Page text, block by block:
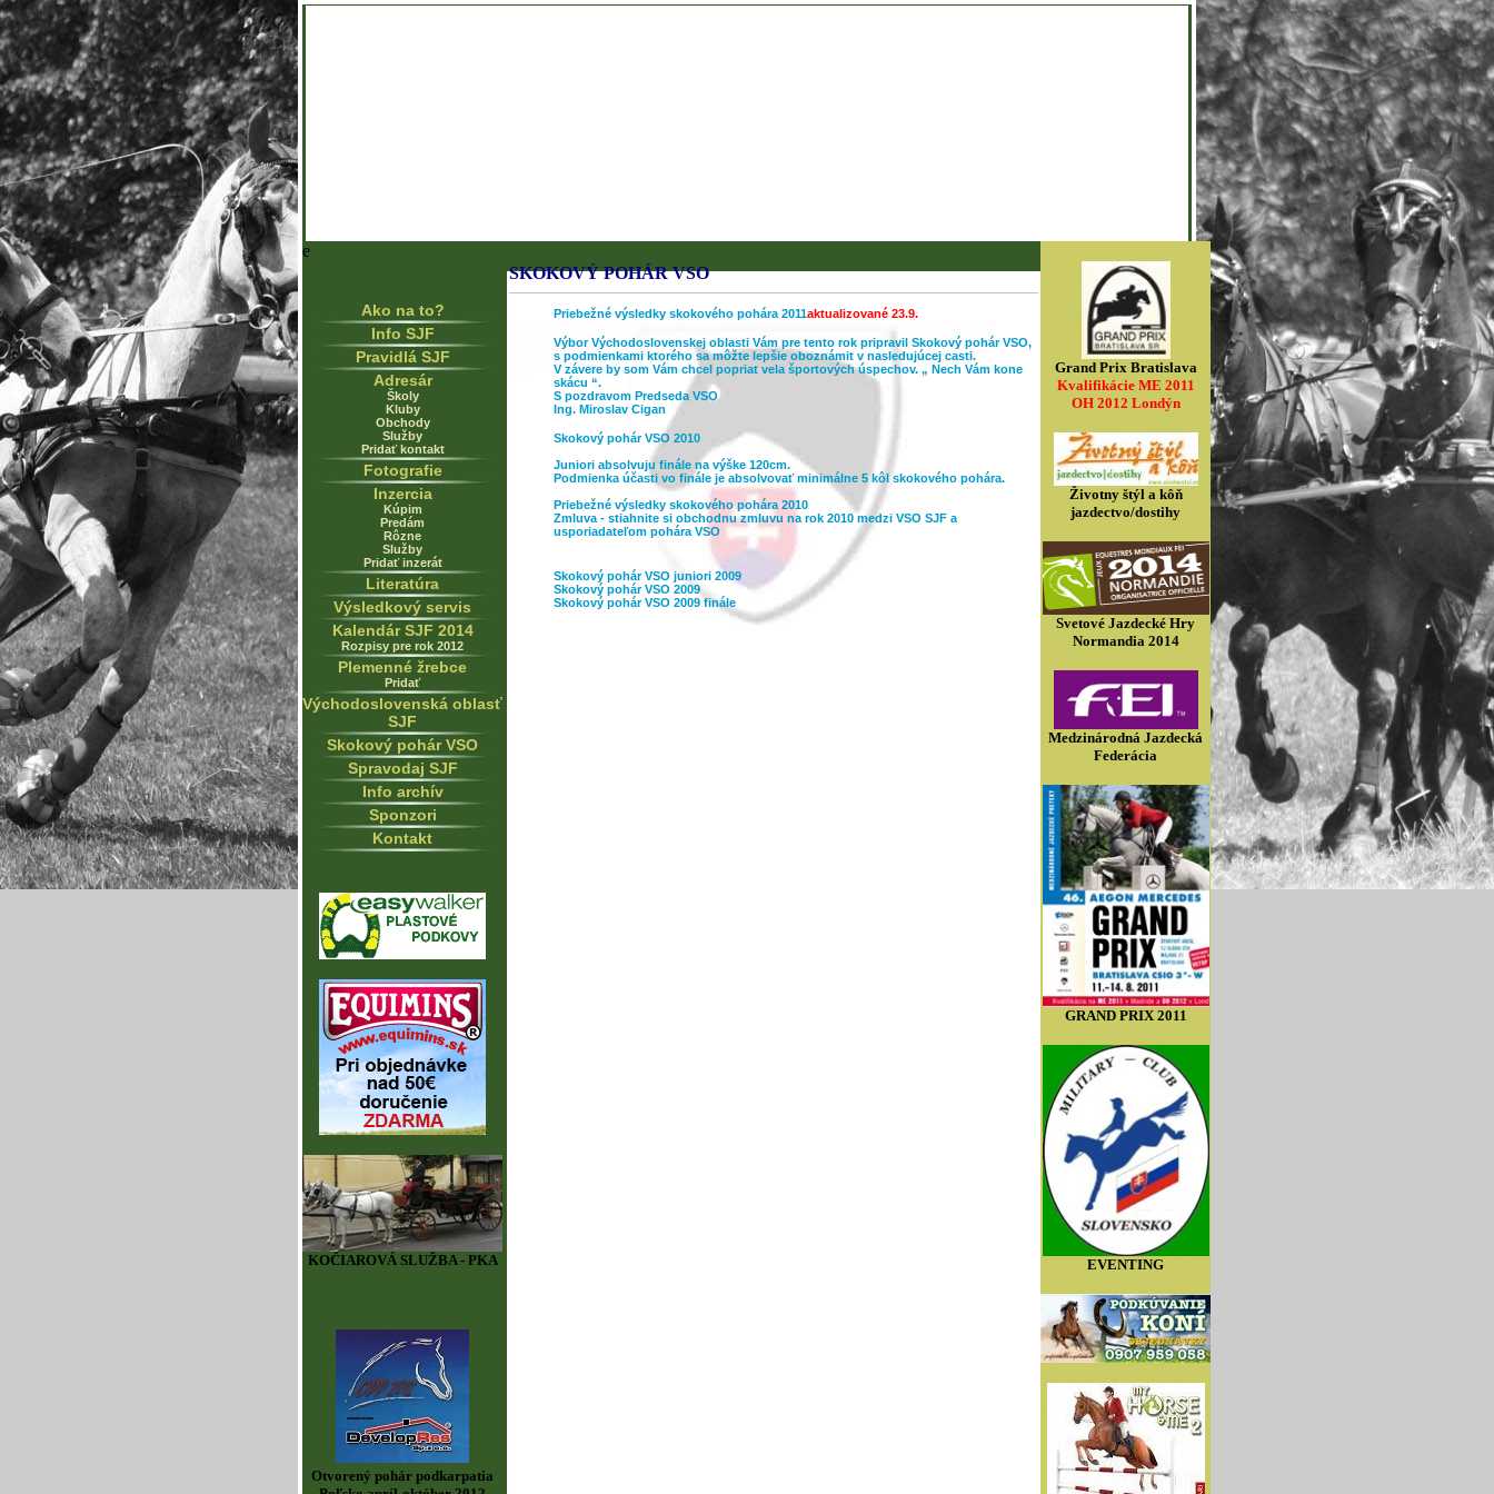
e
Ako na to?
Info SJF
Pravidlá SJF
Adresár
Školy
Kluby
Obchody
Služby
Pridať kontakt
Fotografie
Inzercia
Kúpim
Predám
Rôzne
Služby
Pridať inzerát
Literatúra
Výsledkový servis
Kalendár SJF 2014
Rozpisy pre rok 2012
Plemenné žrebce
Pridať
Východoslovenská oblasť
SJF
Skokový pohár VSO
Spravodaj SJF
Info archív
Sponzori
Kontakt
KOČIAROVÁ SLUŽBA - PKA
Otvorený pohár podkarpatia
SKOKOVÝ POHÁR VSO
Priebežné výsledky skokového pohára 2011aktualizované 23.9.
Výbor Východoslovenskej oblasti Vám pre tento rok pripravil Skokový pohár VSO,
s podmienkami ktorého sa môžte lepšie oboznámit v nasledujúcej casti.
V závere by som Vám chcel popriat vela športových úspechov. „ Nech Vám kone
skácu “.
S pozdravom Predseda VSO
Ing. Miroslav Cigan
Skokový pohár VSO 2010
Juniori absolvuju finále na výške 120cm.
Podmienka účasti vo finále je absolvovať minimálne 5 kôl skokového pohára.
Priebežné výsledky skokového pohára 2010
Zmluva - stiahnite si obchodnu zmluvu na rok 2010 medzi VSO SJF a
usporiadateľom pohára VSO
Skokový pohár VSO juniori 2009
Skokový pohár VSO 2009
Skokový pohár VSO 2009 finále
Grand Prix Bratislava
Kvalifikácie ME 2011
OH 2012 Londýn
Životny štýl a kôň
jazdectvo/dostihy
Svetové Jazdecké Hry
Normandia 2014
Medzinárodná Jazdecká
Federácia
GRAND PRIX 2011
EVENTING